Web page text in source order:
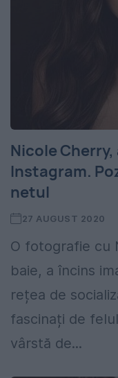
Nicole
Instagram.
netul
27 AUGUST 2020
O fotografie cu
baie, a încins
rețea de
fascinați de
vârstă de...